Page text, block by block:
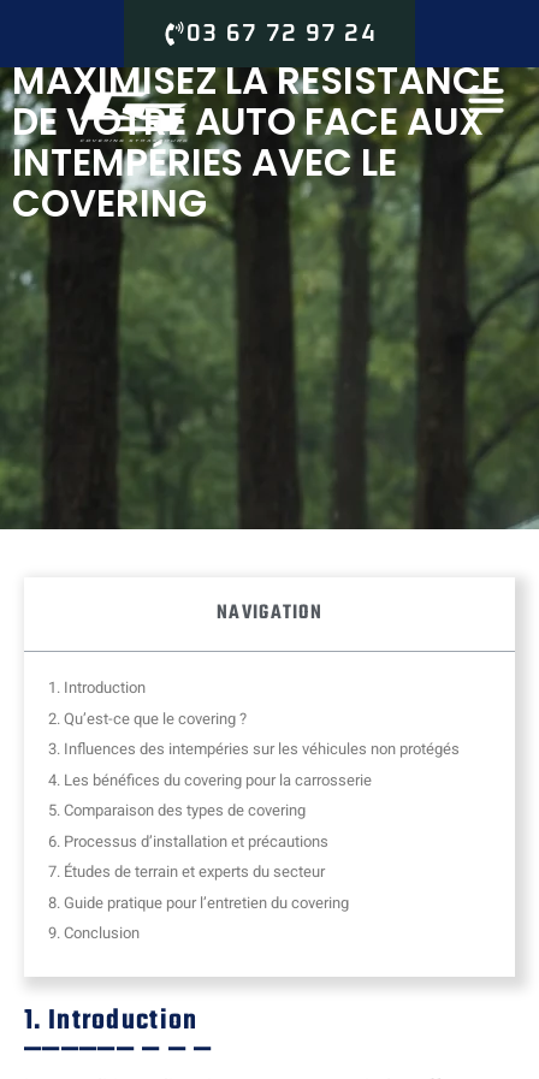
MAXIMISEZ LA RÉSISTANCE
DE VOTRE AUTO FACE AUX
INTEMPÉRIES AVEC LE
COVERING
NAVIGATION
1. Introduction
2. Qu’est-ce que le covering ?
3. Influences des intempéries sur les véhicules non protégés
4. Les bénéfices du covering pour la carrosserie
5. Comparaison des types de covering
6. Processus d’installation et précautions
7. Études de terrain et experts du secteur
8. Guide pratique pour l’entretien du covering
9. Conclusion
1. Introduction
03 67 72 97 24